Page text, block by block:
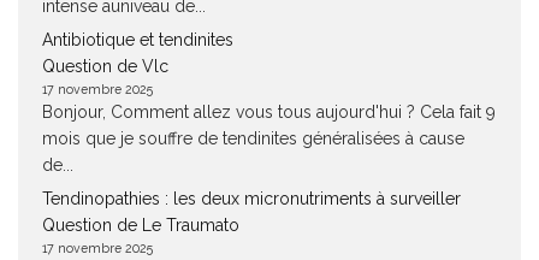
intense auniveau de...
Antibiotique et tendinites
Question de Vlc
17 novembre 2025
Bonjour, Comment allez vous tous aujourd'hui ? Cela fait 9
mois que je souffre de tendinites généralisées à cause
de...
Tendinopathies : les deux micronutriments à surveiller
Question de Le Traumato
17 novembre 2025